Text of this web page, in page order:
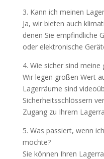
3. Kann ich meinen
Ja, wir bieten auch
denen Sie empfindliche
oder elektronische
4. Wie sicher sind
Wir legen großen Wert
Lagerräume sind
Sicherheitsschlössern
Zugang zu Ihrem
5. Was passiert, wenn
möchte?
Sie können Ihren